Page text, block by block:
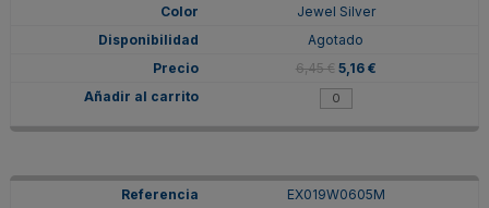
Jewel Silver
Agotado
6,45 € 5,16 €
EX019W0605M